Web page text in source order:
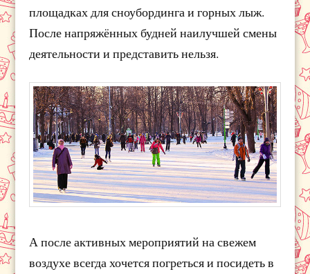
площадках для сноубординга и горных лыж.
После напряжённых будней наилучшей смены
деятельности и представить нельзя.
А после активных мероприятий на свежем
воздухе всегда хочется погреться и посидеть в